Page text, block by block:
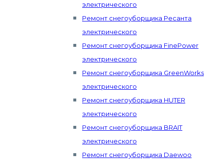
электрического
Ремонт снегоуборщика Ресанта
электрического
Ремонт снегоуборщика FinePower
электрического
Ремонт снегоуборщика GreenWorks
электрического
Ремонт снегоуборщика HUTER
электрического
Ремонт снегоуборщика BRAIT
электрического
Ремонт снегоуборщика Daewoo